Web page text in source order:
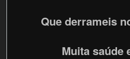
Que derrameis
Muita saúde